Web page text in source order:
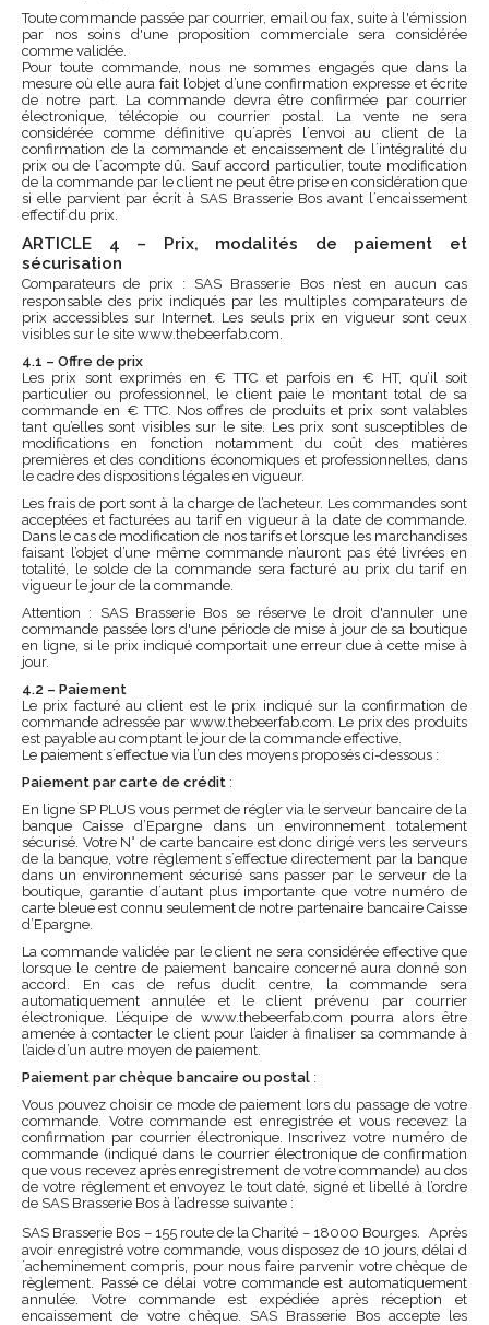
Toute commande passée par courrier, email ou fax, suite à l'émission
par nos soins d'une proposition commerciale sera considérée
comme validée.
Pour toute commande, nous ne sommes engagés que dans la
mesure où elle aura fait l’objet d’une confirmation expresse et écrite
de notre part. La commande devra être confirmée par courrier
électronique, télécopie ou courrier postal. La vente ne sera
considérée comme définitive qu´après l´envoi au client de la
confirmation de la commande et encaissement de l´intégralité du
prix ou de l´acompte dû. Sauf accord particulier, toute modification
de la commande par le client ne peut être prise en considération que
si elle parvient par écrit à SAS Brasserie Bos avant l´encaissement
effectif du prix.
ARTICLE 4 – Prix, modalités de paiement et
sécurisation
Comparateurs de prix : SAS Brasserie Bos n’est en aucun cas
responsable des prix indiqués par les multiples comparateurs de
prix accessibles sur Internet. Les seuls prix en vigueur sont ceux
visibles sur le site www.thebeerfab.com.
4.1 – Offre de prix
Les prix sont exprimés en € TTC et parfois en € HT, qu’il soit
particulier ou professionnel, le client paie le montant total de sa
commande en € TTC. Nos offres de produits et prix sont valables
tant qu’elles sont visibles sur le site. Les prix sont susceptibles de
modifications en fonction notamment du coût des matières
premières et des conditions économiques et professionnelles, dans
le cadre des dispositions légales en vigueur.
Les frais de port sont à la charge de l’acheteur. Les commandes sont
acceptées et facturées au tarif en vigueur à la date de commande.
Dans le cas de modification de nos tarifs et lorsque les marchandises
faisant l’objet d’une même commande n’auront pas été livrées en
totalité, le solde de la commande sera facturé au prix du tarif en
vigueur le jour de la commande.
Attention : SAS Brasserie Bos se réserve le droit d'annuler une
commande passée lors d'une période de mise à jour de sa boutique
en ligne, si le prix indiqué comportait une erreur due à cette mise à
jour.
4.2 – Paiement
Le prix facturé au client est le prix indiqué sur la confirmation de
commande adressée par www.thebeerfab.com. Le prix des produits
est payable au comptant le jour de la commande effective.
Le paiement s´effectue via l’un des moyens proposés ci-dessous :
Paiement par carte de crédit :
En ligne SP PLUS vous permet de régler via le serveur bancaire de la
banque Caisse d’Epargne dans un environnement totalement
sécurisé. Votre N° de carte bancaire est donc dirigé vers les serveurs
de la banque, votre règlement s´effectue directement par la banque
dans un environnement sécurisé sans passer par le serveur de la
boutique, garantie d´autant plus importante que votre numéro de
carte bleue est connu seulement de notre partenaire bancaire Caisse
d’Epargne.
La commande validée par le client ne sera considérée effective que
lorsque le centre de paiement bancaire concerné aura donné son
accord. En cas de refus dudit centre, la commande sera
automatiquement annulée et le client prévenu par courrier
électronique. L’équipe de www.thebeerfab.com pourra alors être
amenée à contacter le client pour l’aider à finaliser sa commande à
l’aide d’un autre moyen de paiement.
Paiement par chèque bancaire ou postal :
Vous pouvez choisir ce mode de paiement lors du passage de votre
commande. Votre commande est enregistrée et vous recevez la
confirmation par courrier électronique. Inscrivez votre numéro de
commande (indiqué dans le courrier électronique de confirmation
que vous recevez après enregistrement de votre commande) au dos
de votre règlement et envoyez le tout daté, signé et libellé à l’ordre
de SAS Brasserie Bos à l’adresse suivante :
SAS Brasserie Bos – 155 route de la Charité – 18000 Bourges. Après
avoir enregistré votre commande, vous disposez de 10 jours, délai d
´acheminement compris, pour nous faire parvenir votre chèque de
règlement. Passé ce délai votre commande est automatiquement
annulée. Votre commande est expédiée après réception et
encaissement de votre chèque. SAS Brasserie Bos accepte les